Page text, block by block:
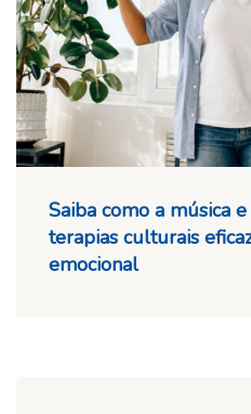
Saiba como a música
terapias culturais
emocional